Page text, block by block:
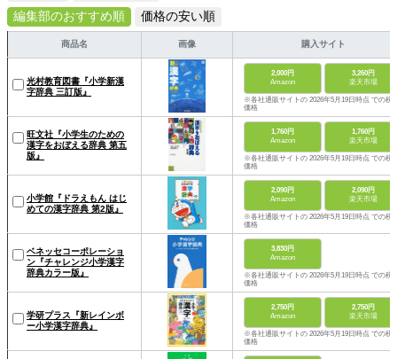
編集部のおすすめ順
価格の安い順
商品名 画像 購入サイト
光村教育図書『小学新漢
字辞典 三訂版』
2,000円
Amazon
3,260円
楽天市場
※各社通販サイトの 2026年5月19日時点 での税
価格
旺文社『小学生のための
漢字をおぼえる辞典 第五
版』
1,760円
Amazon
1,760円
楽天市場
※各社通販サイトの 2026年5月19日時点 での税
価格
小学館『ドラえもん はじ
めての漢字辞典 第2版』
2,090円
Amazon
2,090円
楽天市場
※各社通販サイトの 2026年5月19日時点 での税
価格
ベネッセコーポレーショ
ン『チャレンジ小学漢字
辞典カラー版』
3,830円
Amazon
※各社通販サイトの 2026年5月19日時点 での税
価格
学研プラス『新レインボ
ー小学漢字辞典』
2,750円
Amazon
2,750円
楽天市場
※各社通販サイトの 2026年5月19日時点 での税
価格